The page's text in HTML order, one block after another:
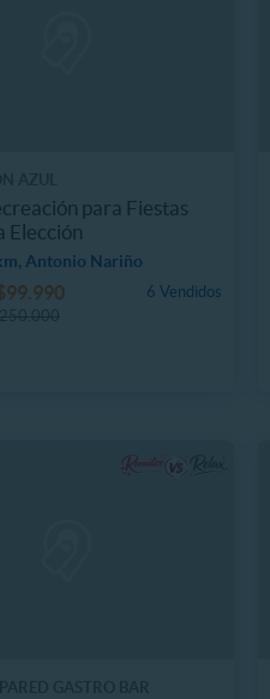
para Fiestas
Elección
Antonio Nariño
6 Vendidos